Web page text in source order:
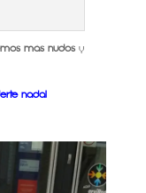
más nudos y
nada!